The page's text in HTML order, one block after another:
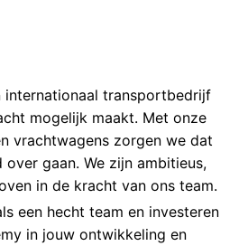
internationaal transportbedrijf
mogelijk maakt. Met onze
vrachtwagens zorgen we dat
gaan. We zijn ambitieus,
in de kracht van ons team.
een hecht team en investeren
in jouw ontwikkeling en